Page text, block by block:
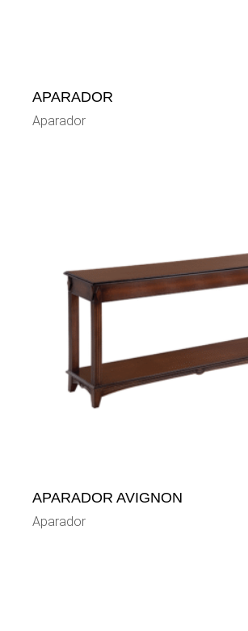
APARADOR
Aparador
APARADOR AVIGNON
Aparador